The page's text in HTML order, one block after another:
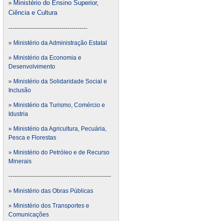
» Ministério do Ensino Superior,
Ciência e Cultura
----------------------------------------
» Ministério da Administração Estatal
» Ministério da Economia e
Desenvolvimento
» Ministério da Solidaridade Social e
Inclusão
» Ministério da Turismo, Comércio e
Idustria
» Ministério da Agricultura, Pecuária,
Pesca e Florestas
» Ministério do Petróleo e de Recurso
Minerais
----------------------------------------------------
» Ministério das Obras Públicas
» Ministério dos Transportes e
Comunicações